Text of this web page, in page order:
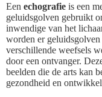
Een echografie is een
geluidsgolven gebruikt
inwendige van het
worden er
verschillende weefsels
door een ontvanger.
beelden die de arts kan
gezondheid en